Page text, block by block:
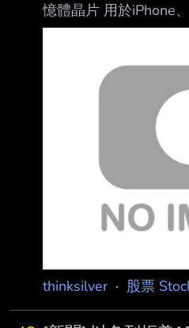
憶體晶片 用於iPhone
https://reurl.cc/
原文內容： 蘋果
MacBook 等產品線中
記憶體晶片 ，以緩解
的記憶體短缺問題。
日）報導，知情人士
片製造商長鑫 存儲就
thinksilver· 股票